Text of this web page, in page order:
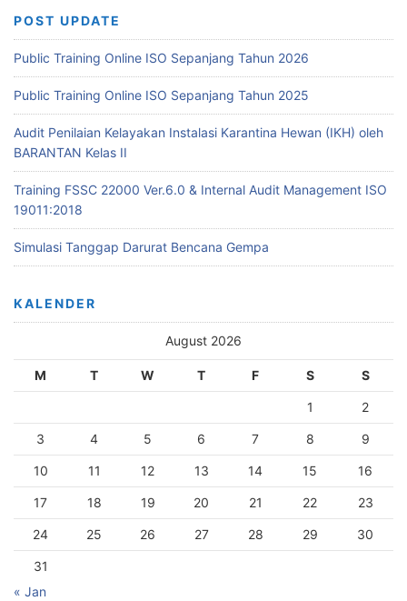
POST UPDATE
Public Training Online ISO Sepanjang Tahun 2026
Public Training Online ISO Sepanjang Tahun 2025
Audit Penilaian Kelayakan Instalasi Karantina Hewan (IKH) oleh
BARANTAN Kelas II
Training FSSC 22000 Ver.6.0 & Internal Audit Management ISO
19011:2018
Simulasi Tanggap Darurat Bencana Gempa
KALENDER
August 2026
M T W T F S S
1 2
3 4 5 6 7 8 9
10 11 12 13 14 15 16
17 18 19 20 21 22 23
24 25 26 27 28 29 30
31
« Jan